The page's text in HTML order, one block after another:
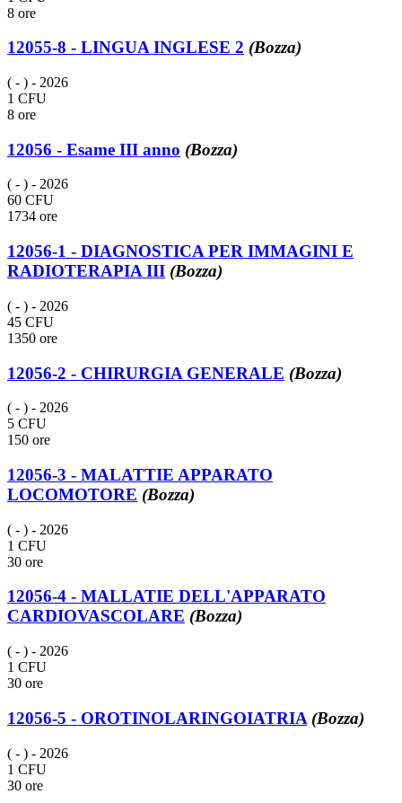
8 ore
12055-8 - LINGUA INGLESE 2 (Bozza)
( - ) - 2026
1 CFU
8 ore
12056 - Esame III anno (Bozza)
( - ) - 2026
60 CFU
1734 ore
12056-1 - DIAGNOSTICA PER IMMAGINI E
RADIOTERAPIA III (Bozza)
( - ) - 2026
45 CFU
1350 ore
12056-2 - CHIRURGIA GENERALE (Bozza)
( - ) - 2026
5 CFU
150 ore
12056-3 - MALATTIE APPARATO
LOCOMOTORE (Bozza)
( - ) - 2026
1 CFU
30 ore
12056-4 - MALLATIE DELL'APPARATO
CARDIOVASCOLARE (Bozza)
( - ) - 2026
1 CFU
30 ore
12056-5 - OROTINOLARINGOIATRIA (Bozza)
( - ) - 2026
1 CFU
30 ore